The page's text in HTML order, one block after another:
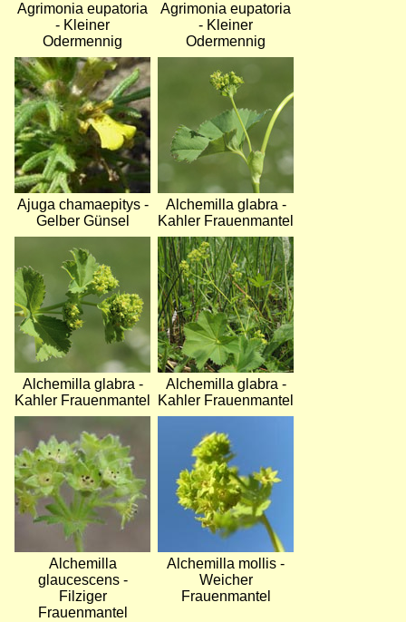
Agrimonia eupatoria
- Kleiner
Odermennig
Agrimonia eupatoria
- Kleiner
Odermennig
Bild
Ajuga chamaepitys -
Gelber Günsel
Alchemilla glabra -
Kahler Frauenmantel
Alchemilla glabra -
Kahler Frauenmantel
Bild
Alchemilla glabra -
Kahler Frauenmantel
Alchemilla
glaucescens -
Filziger
Frauenmantel
Alchemilla mollis -
Weicher
Frauenmantel